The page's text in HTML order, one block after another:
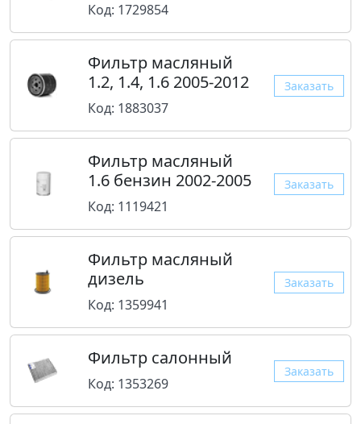
Код: 1729854
Фильтр масляный
1.2, 1.4, 1.6 2005-2012
Код: 1883037
Заказать
Фильтр масляный
1.6 бензин 2002-2005
Код: 1119421
Заказать
Фильтр масляный
дизель
Код: 1359941
Заказать
Фильтр салонный
Код: 1353269
Заказать